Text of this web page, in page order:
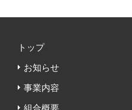
トップ
お知らせ
事業内容
組合概要